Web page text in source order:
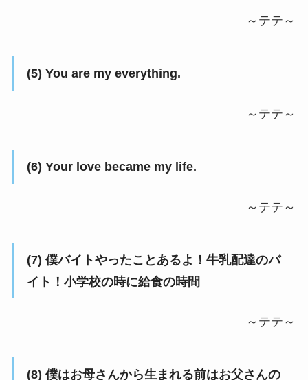
～テテ～
(5) You are my everything.
～テテ～
(6) Your love became my life.
～テテ～
(7) 僕バイトやったことあるよ！牛乳配達のバ
イト！小学校の時に給食の時間
～テテ～
(8) 僕はお母さんから生まれる前はお父さんの